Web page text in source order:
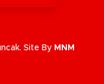
Site By MNM